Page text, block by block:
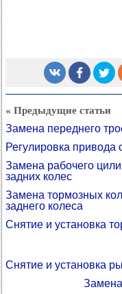
« Предыдущие статьи
Замена переднего
Регулировка привода
Замена рабочего
задних колес
Замена тормозных
заднего колеса
Снятие и установка
Снятие и установка